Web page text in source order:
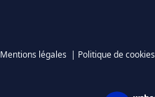
Mentions légales | Politique de cookies